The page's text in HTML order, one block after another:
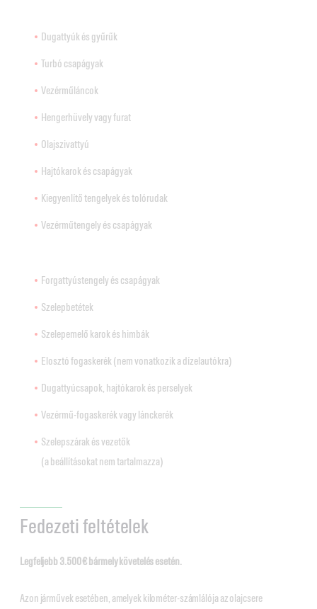
Dugattyúk és gyűrűk
Turbó csapágyak
Vezérműláncok
Hengerhüvely vagy furat
Olajszivattyú
Hajtókarok és csapágyak
Kiegyenlítő tengelyek és tolórudak
Vezérműtengely és csapágyak
Forgattyústengely és csapágyak
Szelepbetétek
Szelepemelő karok és himbák
Elosztó fogaskerék (nem vonatkozik a dízelautókra)
Dugattyúcsapok, hajtókarok és perselyek
Vezérmű-fogaskerék vagy lánckerék
Szelepszárak és vezetők
(a beállításokat nem tartalmazza)
Fedezeti feltételek
Legfeljebb 3.500 € bármely követelés esetén.
Azon járművek esetében, amelyek kilométer-számlálója az olajcsere